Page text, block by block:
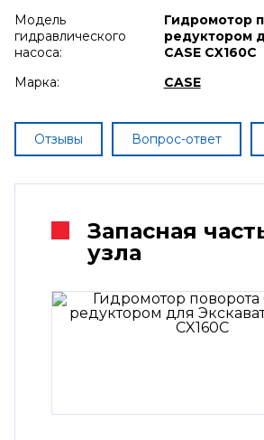
Модель
гидравлического
насоса:
Гидромотор
редуктором
CASE CX160C
Марка:
CASE
Отзывы Вопрос-ответ
Запасная
узла